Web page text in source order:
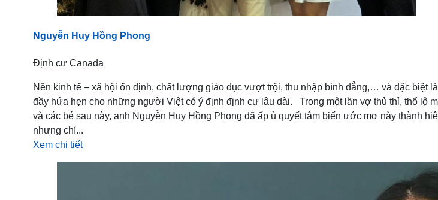
Nguyễn Huy Hồng Phong
Định cư Canada
Nền kinh tế – xã hội ổn định, chất lượng giáo dục vượt trội, thu nhập bình đẳng,… và đặc biệt
đầy hứa hẹn cho những người Việt có ý định định cư lâu dài. Trong một lần vợ thủ thỉ, thổ lộ
và các bé sau này, anh Nguyễn Huy Hồng Phong đã ấp ủ quyết tâm biến ước mơ này thành
nhưng chí...
Xem chi tiết